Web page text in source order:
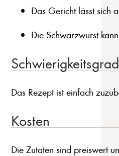
Das Gericht lässt sich
Die Schwarzwurst
Schwierigkeitsgrad
Das Rezept ist einfach
Kosten
Die Zutaten sind preiswert